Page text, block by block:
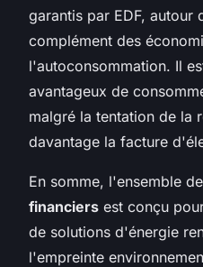
garantis par EDF,
complément des
l'autoconsommation. Il
avantageux de
malgré la tentation de la
davantage la facture
En somme, l'ensemble
financiers est conçu
de solutions d'énergie
l'empreinte